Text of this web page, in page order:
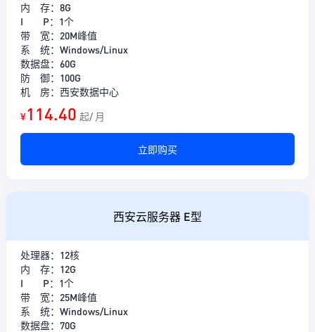
内 存：8G
I P：1个
带 宽：20M峰值
系 统：Windows/Linux
数据盘：60G
防 御：100G
机 房：西安数据中心
¥114.40 起/ 月
立即购买
西安云服务器 E型
处理器：12核
内 存：12G
I P：1个
带 宽：25M峰值
系 统：Windows/Linux
数据盘：70G